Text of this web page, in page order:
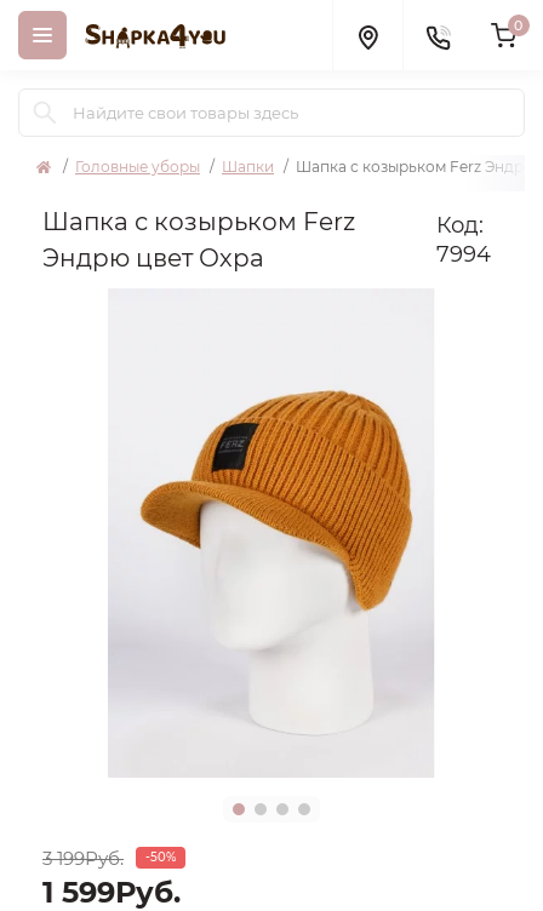
0
Головные уборы Шапки Шапка с козырьком Ferz Эндрю
Шапка с козырьком Ferz
Эндрю цвет Охра
Код:
7994
3 199Руб. -50%
1 599Руб.